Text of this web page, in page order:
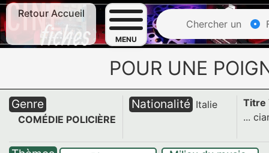
Retour Accueil
MENU
Chercher un
POUR UNE
Genre
COMÉDIE POLICIÈRE
Nationalité Italie
Titre
...